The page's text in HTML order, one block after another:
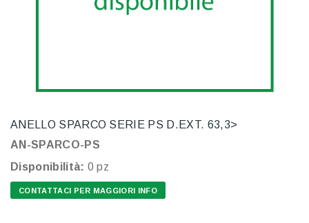
ANELLO SPARCO SERIE PS D.EXT. 63,3>
AN-SPARCO-PS
Disponibilità: 0 pz
CONTATTACI PER MAGGIORI INFO